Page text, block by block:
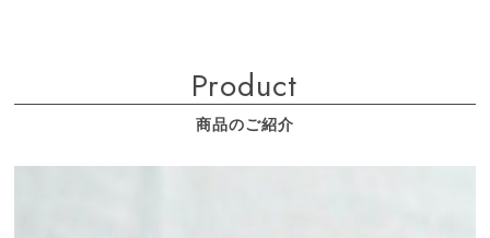
Product
商品のご紹介